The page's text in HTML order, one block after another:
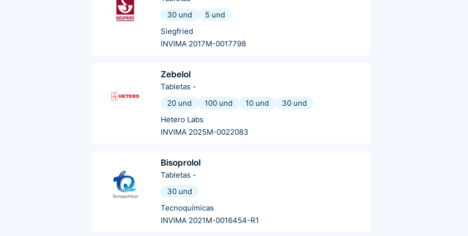
30 und
5 und
Siegfried
INVIMA 2017M-0017798
Zebelol
Tabletas -
20 und
100 und 10 und
30 und
Hetero Labs
INVIMA 2025M-0022083
Bisoprolol
Tabletas -
30 und
Tecnoquímicas
INVIMA 2021M-0016454-R1